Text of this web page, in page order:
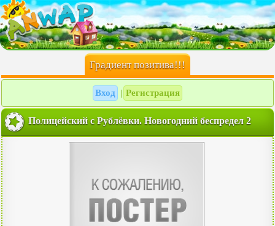
Градиент позитива!!!
Вход Регистрация
Полицейский с Рублёвки. Новогодний беспредел 2